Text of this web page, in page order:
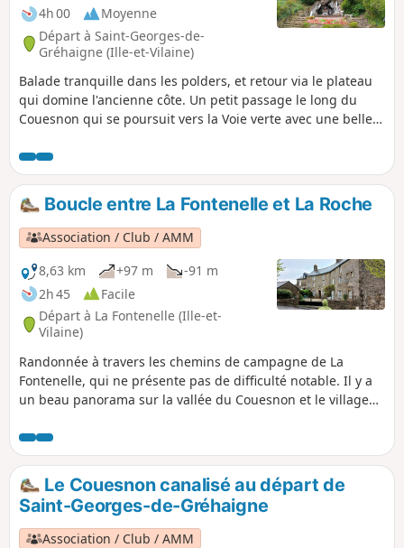
4h 00
Moyenne
Départ à Saint-Georges-de-
Gréhaigne (Ille-et-Vilaine)
Balade tranquille dans les polders, et retour via le plateau
qui domine l'ancienne côte. Un petit passage le long du
Couesnon qui se poursuit vers la Voie verte avec une belle
bol d'air. Le circuit ne présente qu'une petite difficulté, à
savoir la côte entre Chanel et le Haut Chanel, dénivelé de 15
à 75 mètres. La récompense en saison, ce sont les cerises
ou les châtaignes !
Boucle entre La Fontenelle et La Roche
Association / Club / AMM
8,63 km
+97 m
-91 m
2h 45
Facile
Départ à La Fontenelle (Ille-et-
Vilaine)
Randonnée à travers les chemins de campagne de La
Fontenelle, qui ne présente pas de difficulté notable. Il y a
un beau panorama sur la vallée du Couesnon et le village
habitations est remarquable avec un décor des baies et des
portes en plein cintre à double rouleaux...
Le Couesnon canalisé au départ de
Saint-Georges-de-Gréhaigne
Association / Club / AMM